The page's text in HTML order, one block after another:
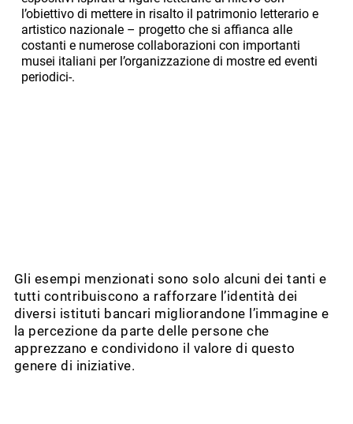
l’obiettivo di mettere in risalto il patrimonio letterario e
artistico nazionale – progetto che si affianca alle
costanti e numerose collaborazioni con importanti
musei italiani per l’organizzazione di mostre ed eventi
periodici-.
Gli esempi menzionati sono solo alcuni dei tanti e
tutti contribuiscono a rafforzare l’identità dei
diversi istituti bancari migliorandone l’immagine e
la percezione da parte delle persone che
apprezzano e condividono il valore di questo
genere di iniziative.